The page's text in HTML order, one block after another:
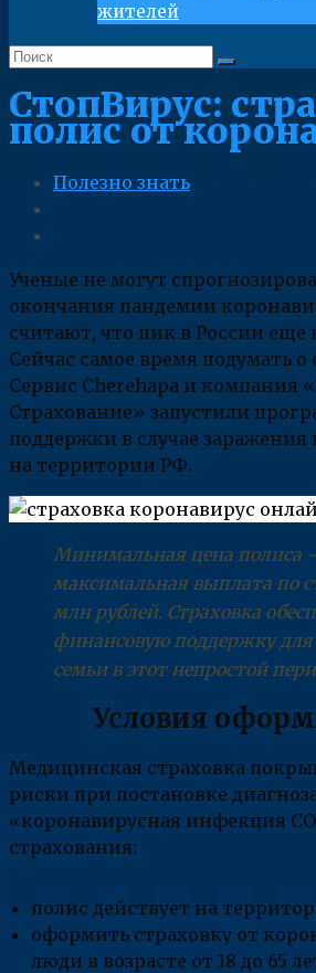
жителей
СтопВирус:
полис от
Полезно знать
Ученые не могут
окончания пандемии
считают, что пик в России еще
Сейчас самое время подумать о
Сервис Cherehapa и компания
Страхование» запустили
поддержки в случае
на территории РФ.
Минимальная цена полиса
максимальная выплата по
млн рублей. Страховка
финансовую поддержку для
семьи в этот непростой
Условия
Медицинская страховка
риски при постановке
«коронавирусная инфекция
страхования:
полис действует на
оформить страховку от
люди в возрасте от 18 до 65